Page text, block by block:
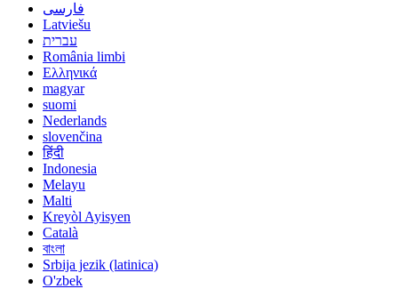
فارسی
Latviešu
עברית
România limbi
Ελληνικά
magyar
suomi
Nederlands
slovenčina
हिंदी
Indonesia
Melayu
Malti
Kreyòl Ayisyen
Català
বাংলা
Srbija jezik (latinica)
O'zbek